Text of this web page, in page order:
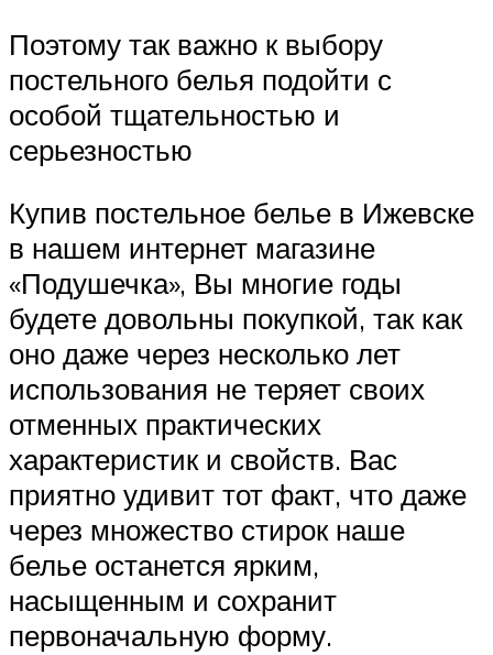
Поэтому так важно к выбору
постельного белья подойти с
особой тщательностью и
серьезностью
Купив постельное белье в Ижевске
в нашем интернет магазине
«Подушечка», Вы многие годы
будете довольны покупкой, так как
оно даже через несколько лет
использования не теряет своих
отменных практических
характеристик и свойств. Вас
приятно удивит тот факт, что даже
через множество стирок наше
белье останется ярким,
насыщенным и сохранит
первоначальную форму.